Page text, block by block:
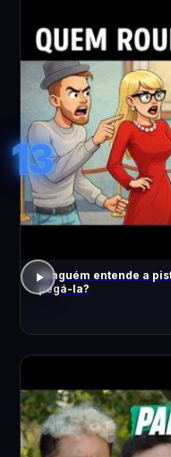
13
Ninguém entende a
pegá-la?